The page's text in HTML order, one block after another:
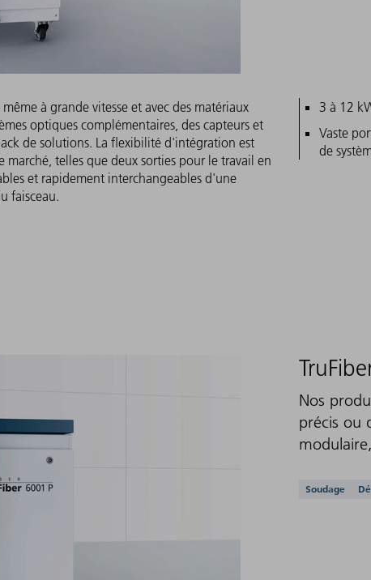
à grande vitesse et avec des matériaux
optiques complémentaires, des capteurs et
de solutions. La flexibilité d'intégration est
marché, telles que deux sorties pour le travail en
et rapidement interchangeables d'une
faisceau.
3 à 12
Vaste
de
Nos
précis ou
Soudage